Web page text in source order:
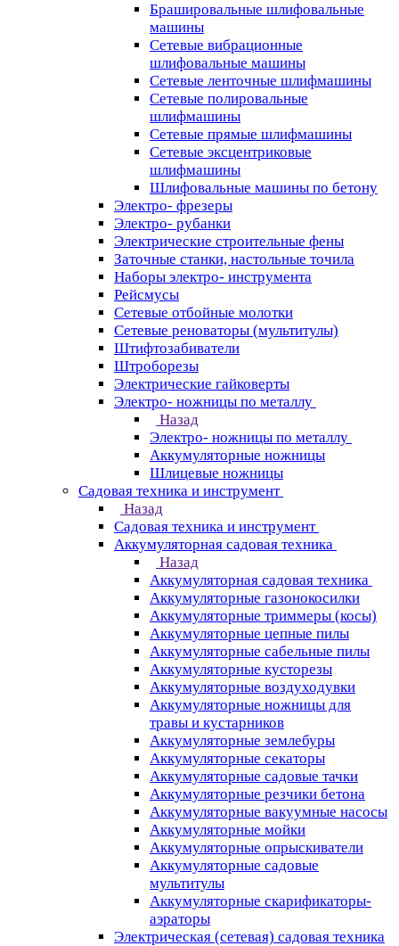
Брашировальные шлифовальные
машины
Сетевые вибрационные
шлифовальные машины
Сетевые ленточные шлифмашины
Сетевые полировальные
шлифмашины
Сетевые прямые шлифмашины
Сетевые эксцентриковые
шлифмашины
Шлифовальные машины по бетону
Электро- фрезеры
Электро- рубанки
Электрические строительные фены
Заточные станки, настольные точила
Наборы электро- инструмента
Рейсмусы
Сетевые отбойные молотки
Сетевые реноваторы (мультитулы)
Штифтозабиватели
Штроборезы
Электрические гайковерты
Электро- ножницы по металлу
Назад
Электро- ножницы по металлу
Аккумуляторные ножницы
Шлицевые ножницы
Cадовая техника и инструмент
Назад
Cадовая техника и инструмент
Аккумуляторная садовая техника
Назад
Аккумуляторная садовая техника
Аккумуляторные газонокосилки
Аккумуляторные триммеры (косы)
Аккумуляторные цепные пилы
Аккумуляторные сабельные пилы
Аккумуляторные кусторезы
Аккумуляторные воздуходувки
Аккумуляторные ножницы для
травы и кустарников
Аккумуляторные землебуры
Аккумуляторные секаторы
Аккумуляторные садовые тачки
Аккумуляторные резчики бетона
Аккумуляторные вакуумные насосы
Аккумуляторные мойки
Аккумуляторные опрыскиватели
Аккумуляторные садовые
мультитулы
Аккумуляторные скарификаторы-
аэраторы
Электрическая (сетевая) садовая техника